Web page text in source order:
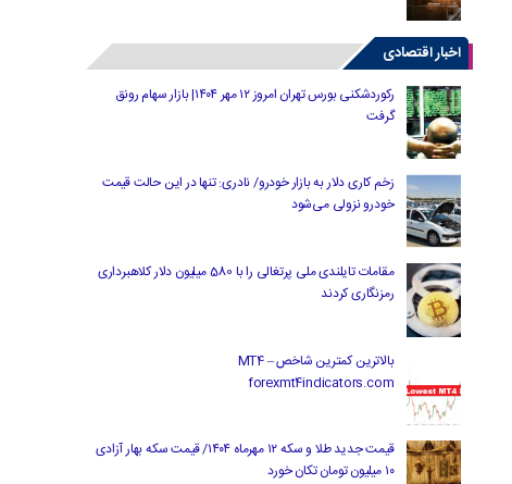
اخبار اقتصادی
رکوردشکنی بورس تهران امروز ۱۲ مهر ۱۴۰۴| بازار سهام رونق
گرفت
زخم کاری دلار به بازار خودرو/ نادری: تنها در این حالت قیمت
خودرو نزولی می‌شود
مقامات تایلندی ملی پرتغالی را با 580 میلیون دلار کلاهبرداری
رمزنگاری کردند
بالاترین کمترین شاخص MT4 –
forexmt4indicators.com
قیمت جدید طلا و سکه ۱۲ مهرماه ۱۴۰۴/ قیمت سکه بهار آزادی
۱۰ میلیون تومان تکان خورد